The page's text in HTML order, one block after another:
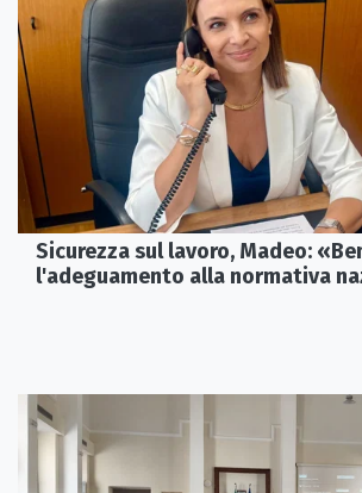
Sicurezza sul lavoro, Madeo:
l'adeguamento alla normativa